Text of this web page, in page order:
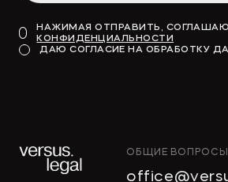
НАЖИМАЯ ОТПРАВИТЬ,
КОНФИДЕНЦИАЛЬНОСТИ
ДАЮ СОГЛАСИЕ НА ОБРАБОТКУ
ОБЩИЕ ВОПРОСЫ